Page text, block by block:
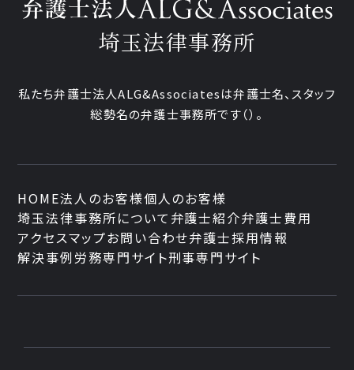
埼玉法律事務所
私たち弁護士法人ALG&Associatesは弁護士名、スタッフ
総勢名の弁護士事務所です（）。
HOME法人のお客様個人のお客様
埼玉法律事務所について 弁護士紹介弁護士費用
アクセスマップお問い合わせ弁護士採用情報
解決事例労務専門サイト刑事専門サイト